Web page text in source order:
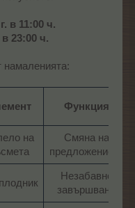
в 11:00 ч.
в 23:00 ч.
намаленията:
Функция
на
Смяна на
предложението​
Незабавно
завършване​